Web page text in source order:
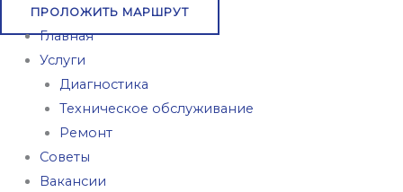
ПРОЛОЖИТЬ МАРШРУТ
Главная
Услуги
Диагностика
Техническое обслуживание
Ремонт
Советы
Вакансии